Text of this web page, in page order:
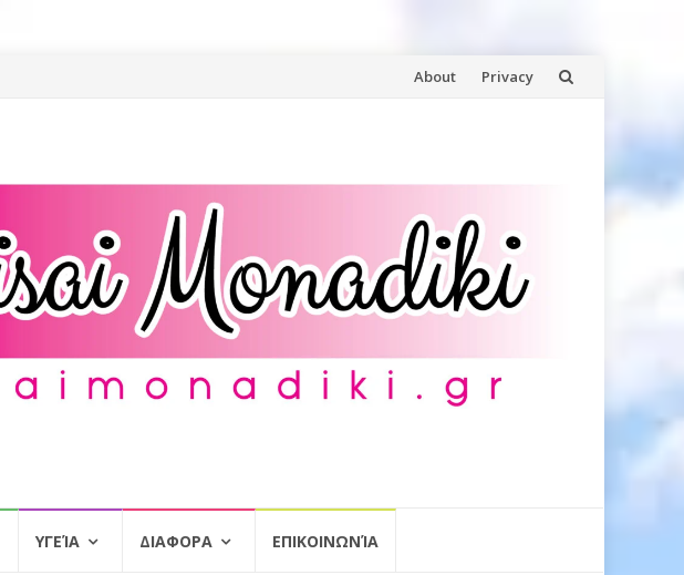
Skip
About Privacy
ΥΓΕΊΑ ΔΙΑΦΟΡΑ ΕΠΙΚΟΙΝΩΝΊΑ